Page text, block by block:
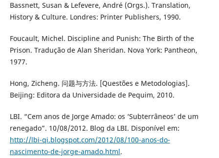
Bassnett, Susan & Lefevere, André (Orgs.). Translation,
History & Culture. Londres: Printer Publishers, 1990.
Foucault, Michel. Discipline and Punish: The Birth of the
Prison. Tradução de Alan Sheridan. Nova York: Pantheon,
1977.
Hong, Zicheng. 问题与方法. [Questões e Metodologias].
Beijing: Editora da Universidade de Pequim, 2010.
LBI. “Cem anos de Jorge Amado: os ‘Subterrâneos’ de um
renegado”. 10/08/2012. Blog da LBI. Disponível em:
http://lbi-qi.blogspot.com/2012/08/100-anos-do-
nascimento-de-jorge-amado.html.